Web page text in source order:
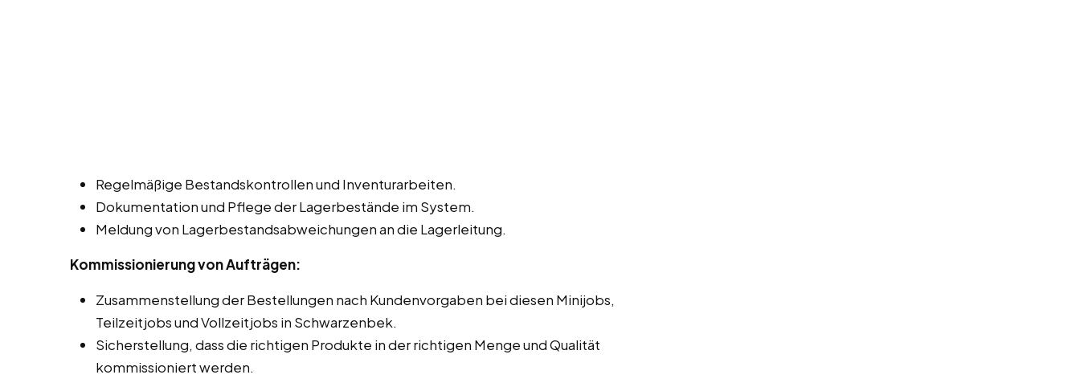
Regelmäßige Bestandskontrollen und Inventurarbeiten.
Dokumentation und Pflege der Lagerbestände im System.
Meldung von Lagerbestandsabweichungen an die Lagerleitung.
Kommissionierung von Aufträgen:
Zusammenstellung der Bestellungen nach Kundenvorgaben bei diesen Minijobs,
Teilzeitjobs und Vollzeitjobs in Schwarzenbek.
Sicherstellung, dass die richtigen Produkte in der richtigen Menge und Qualität
kommissioniert werden.